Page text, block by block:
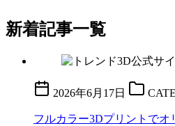
新着記事一覧
2026年6月17日
フルカラー3Dプリントで